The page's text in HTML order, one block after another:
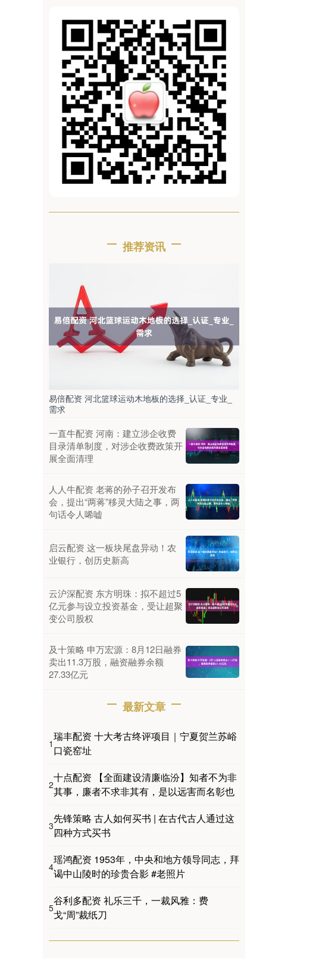
推荐资讯
易倍配资 河北篮球运动木地板的选择_认证_专业_
需求
一直牛配资 河南：建立涉企收费
目录清单制度，对涉企收费政策开
展全面清理
人人牛配资 老蒋的孙子召开发布
会，提出“两蒋”移灵大陆之事，两
句话令人唏嘘
启云配资 这一板块尾盘异动！农
业银行，创历史新高
云沪深配资 东方明珠：拟不超过5
亿元参与设立投资基金，受让超聚
变公司股权
及十策略 申万宏源：8月12日融券
卖出11.3万股，融资融券余额
27.33亿元
最新文章
1
瑞丰配资 十大考古终评项目｜宁夏贺兰苏峪
口瓷窑址
2
十点配资 【全面建设清廉临汾】知者不为非
其事，廉者不求非其有，是以远害而名彰也
3
先锋策略 古人如何买书 | 在古代古人通过这
四种方式买书
4
瑶鸿配资 1953年，中央和地方领导同志，拜
谒中山陵时的珍贵合影 #老照片
5
谷利多配资 礼乐三千，一裁风雅：费
戈“周”裁纸刀